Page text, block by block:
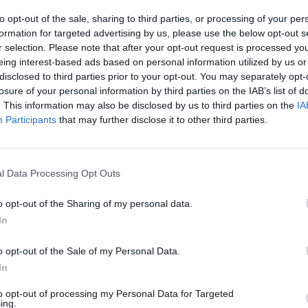
opt-out of the sale, sharing to third parties, or processing of your
for targeted advertising by us, please use the below opt-out
selection. Please note that after your opt-out request is processed
interest-based ads based on personal information utilized by us
to third parties prior to your opt-out. You may separately
of your personal information by third parties on the IAB’s list of
This information may also be disclosed by us to third parties on the
Participants that may further disclose it to other third parties.
Data Processing Opt Outs
opt-out of the Sharing of my personal data.
opt-out of the Sale of my Personal Data.
opt-out of processing my Personal Data for Targeted
dominando el partido y amplió diferencias
González Habas. Con el 0-3, el choque
los visitantes aprovecharon los espacios para
hizo el cuarto en el 74’, aunque el Dos Torres
de Bilal El Rhozlane apenas un minuto
y terminó redondeando la goleada en el
Peña, cerrando el definitivo 1-5.
el broche a una temporada espectacular en
ascenso a Segunda Andaluza, confirmando
la goleada del Mellaria al El Carpio
Fuente Obejuna con una contundente
pudo hacer ante el vendaval ofensivo
fue Roberto Llamas, autor de cuatro